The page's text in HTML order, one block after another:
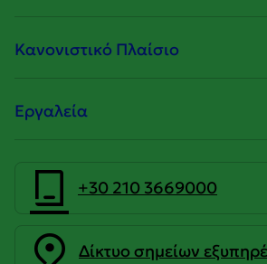
Κανονιστικό Πλαίσιο
Εργαλεία
+30 210 3669000
Δίκτυο σημείων